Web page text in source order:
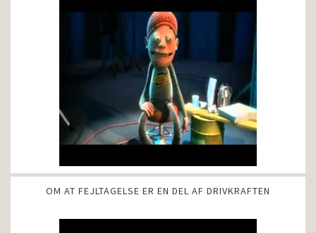
OM AT FEJLTAGELSE ER EN DEL AF DRIVKRAFTEN